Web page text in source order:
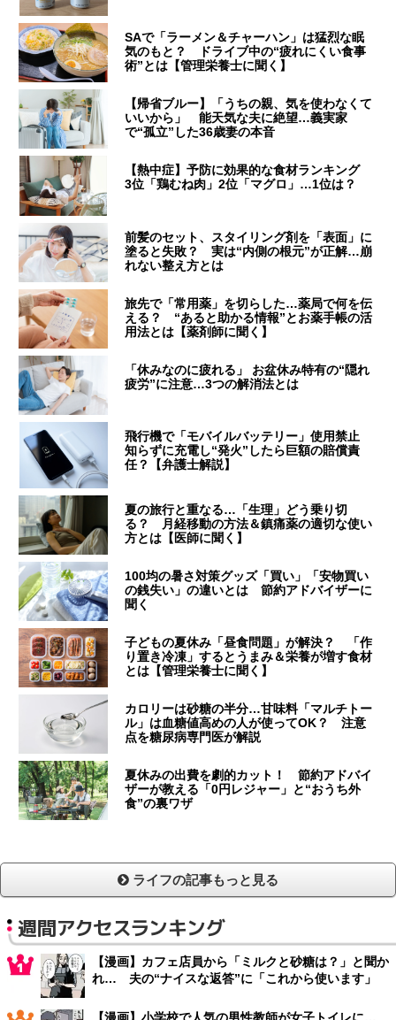
SAで「ラーメン＆チャーハン」は猛烈な眠
気のもと？ ドライブ中の“疲れにくい食事
術”とは【管理栄養士に聞く】
【帰省ブルー】「うちの親、気を使わなくて
いいから」 能天気な夫に絶望…義実家
で“孤立”した36歳妻の本音
【熱中症】予防に効果的な食材ランキング
3位「鶏むね肉」2位「マグロ」…1位は？
前髪のセット、スタイリング剤を「表面」に
塗ると失敗？ 実は“内側の根元”が正解…崩
れない整え方とは
旅先で「常用薬」を切らした…薬局で何を伝
える？ “あると助かる情報”とお薬手帳の活
用法とは【薬剤師に聞く】
「休みなのに疲れる」 お盆休み特有の“隠れ
疲労”に注意…3つの解消法とは
飛行機で「モバイルバッテリー」使用禁止
知らずに充電し“発火”したら巨額の賠償責
任？【弁護士解説】
夏の旅行と重なる…「生理」どう乗り切
る？ 月経移動の方法＆鎮痛薬の適切な使い
方とは【医師に聞く】
100均の暑さ対策グッズ「買い」「安物買い
の銭失い」の違いとは 節約アドバイザーに
聞く
子どもの夏休み「昼食問題」が解決？ 「作
り置き冷凍」するとうまみ＆栄養が増す食材
とは【管理栄養士に聞く】
カロリーは砂糖の半分…甘味料「マルチトー
ル」は血糖値高めの人が使ってOK？ 注意
点を糖尿病専門医が解説
夏休みの出費を劇的カット！ 節約アドバイ
ザーが教える「0円レジャー」と“おうち外
食”の裏ワザ
ライフの記事もっと見る
週間アクセスランキング
【漫画】カフェ店員から「ミルクと砂糖は？」と聞か
れ… 夫の“ナイスな返答”に「これから使います」